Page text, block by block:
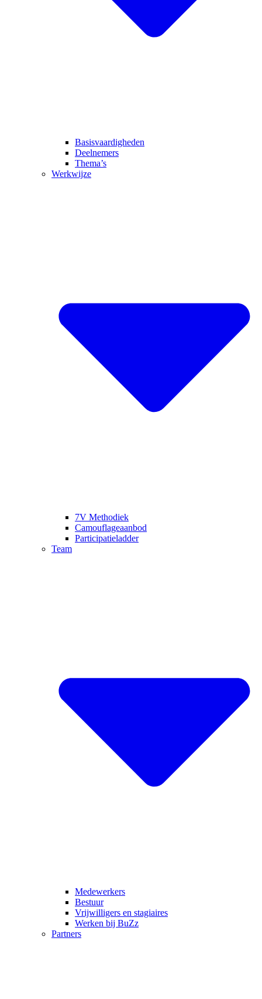
Basisvaardigheden
Deelnemers
Thema’s
Werkwijze
7V Methodiek
Camouflageaanbod
Participatieladder
Team
Medewerkers
Bestuur
Vrijwilligers en stagiaires
Werken bij BuZz
Partners